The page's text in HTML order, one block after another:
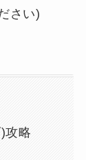
さい)
攻略